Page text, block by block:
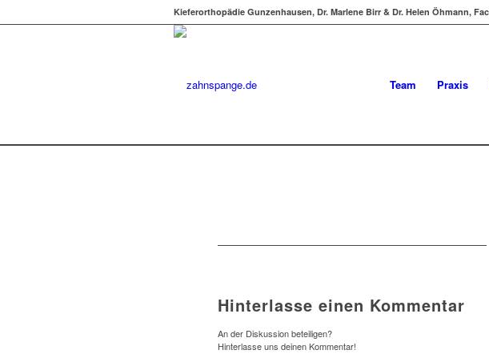
Kieferorthopädie Gunzenhausen, Dr. Marlene Birr & Dr. Helen Öhmann,
Team Praxis
Hinterlasse einen Kommentar
An der Diskussion beteiligen?
Hinterlasse uns deinen Kommentar!